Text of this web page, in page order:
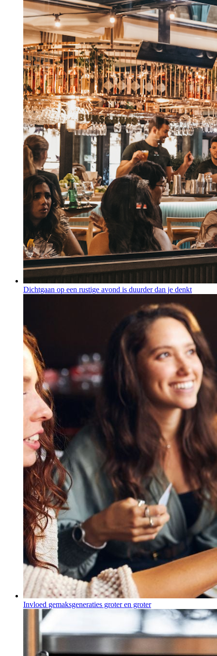
Dichtgaan op een rustige avond is duurder dan je denkt
Invloed gemaksgeneraties groter en groter